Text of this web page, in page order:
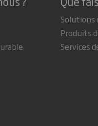
Solutions
Produits
Services